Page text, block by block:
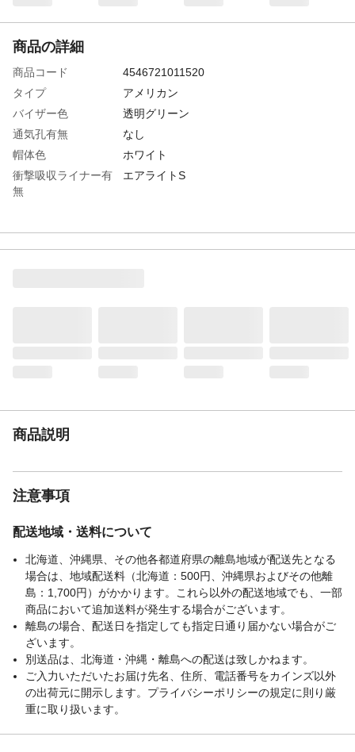
商品の詳細
商品コード
4546721011520
タイプ
アメリカン
バイザー色
透明グリーン
通気孔有無
なし
帽体色
ホワイト
衝撃吸収ライナー有
無
エアライトS
シールド色
クリア
溝有無
あり
商品説明
注意事項
配送地域・送料について
北海道、沖縄県、その他各都道府県の離島地域が配送先となる
場合は、地域配送料（北海道：500円、沖縄県およびその他離
島：1,700円）がかかります。これら以外の配送地域でも、一部
商品において追加送料が発生する場合がございます。
離島の場合、配送日を指定しても指定日通り届かない場合がご
ざいます。
別送品は、北海道・沖縄・離島への配送は致しかねます。
ご入力いただいたお届け先名、住所、電話番号をカインズ以外
の出荷元に開示します。プライバシーポリシーの規定に則り厳
重に取り扱います。